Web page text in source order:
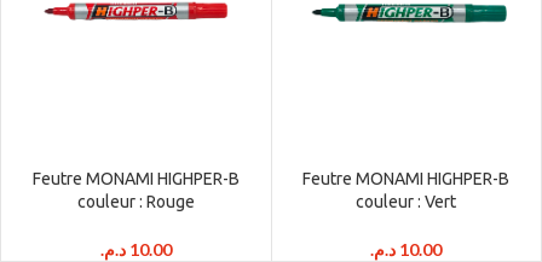
Feutre MONAMI HIGHPER-B
couleur : Rouge
10.00 د.م.
Feutre MONAMI HIGHPER-B
couleur : Vert
10.00 د.م.